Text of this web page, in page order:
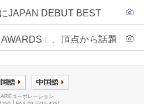
JAPAN DEBUT BEST
」、頂点から話題
コーポレーション